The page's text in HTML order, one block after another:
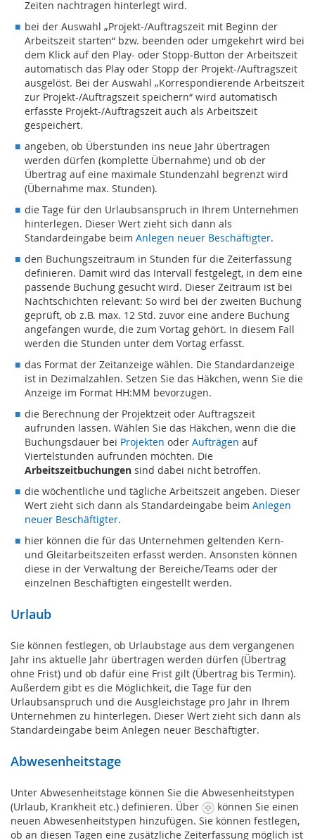
Zeiten nachtragen hinterlegt wird.
bei der Auswahl „Projekt-/Auftragszeit mit Beginn der
Arbeitszeit starten“ bzw. beenden oder umgekehrt wird bei
dem Klick auf den Play- oder Stopp-Button der Arbeitszeit
automatisch das Play oder Stopp der Projekt-/Auftragszeit
ausgelöst. Bei der Auswahl „Korrespondierende Arbeitszeit
zur Projekt-/Auftragszeit speichern“ wird automatisch
erfasste Projekt-/Auftragszeit auch als Arbeitszeit
gespeichert.
angeben, ob Überstunden ins neue Jahr übertragen
werden dürfen (komplette Übernahme) und ob der
Übertrag auf eine maximale Stundenzahl begrenzt wird
(Übernahme max. Stunden).
die Tage für den Urlaubsanspruch in Ihrem Unternehmen
hinterlegen. Dieser Wert zieht sich dann als
Standardeingabe beim Anlegen neuer Beschäftigter.
den Buchungszeitraum in Stunden für die Zeiterfassung
definieren. Damit wird das Intervall festgelegt, in dem eine
passende Buchung gesucht wird. Dieser Zeitraum ist bei
Nachtschichten relevant: So wird bei der zweiten Buchung
geprüft, ob z.B. max. 12 Std. zuvor eine andere Buchung
angefangen wurde, die zum Vortag gehört. In diesem Fall
werden die Stunden unter dem Vortag erfasst.
das Format der Zeitanzeige wählen. Die Standardanzeige
ist in Dezimalzahlen. Setzen Sie das Häkchen, wenn Sie die
Anzeige im Format HH:MM bevorzugen.
die Berechnung der Projektzeit oder Auftragszeit
aufrunden lassen. Wählen Sie das Häkchen, wenn die die
Buchungsdauer bei Projekten oder Aufträgen auf
Viertelstunden aufrunden möchten. Die
Arbeitszeitbuchungen sind dabei nicht betroffen.
die wöchentliche und tägliche Arbeitszeit angeben. Dieser
Wert zieht sich dann als Standardeingabe beim Anlegen
neuer Beschäftigter.
hier können die für das Unternehmen geltenden Kern-
und Gleitarbeitszeiten erfasst werden. Ansonsten können
diese in der Verwaltung der Bereiche/Teams oder der
einzelnen Beschäftigten eingestellt werden.
Urlaub
Sie können festlegen, ob Urlaubstage aus dem vergangenen
Jahr ins aktuelle Jahr übertragen werden dürfen (Übertrag
ohne Frist) und ob dafür eine Frist gilt (Übertrag bis Termin).
Außerdem gibt es die Möglichkeit, die Tage für den
Urlaubsanspruch und die Ausgleichstage pro Jahr in Ihrem
Unternehmen zu hinterlegen. Dieser Wert zieht sich dann als
Standardeingabe beim Anlegen neuer Beschäftigter.
Abwesenheitstage
Unter Abwesenheitstage können Sie die Abwesenheitstypen
(Urlaub, Krankheit etc.) definieren. Über
können Sie einen
neuen Abwesenheitstypen hinzufügen. Sie können festlegen,
ob an diesen Tagen eine zusätzliche Zeiterfassung möglich ist